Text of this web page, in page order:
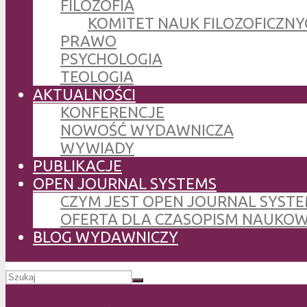
FILOZOFIA
KOMITET NAUK
PRAWO
PSYCHOLOGIA
TEOLOGIA
AKTUALNOŚCI
KONFERENCJE
NOWOŚĆ WYDAWNICZA
WYWIADY
PUBLIKACJE
OPEN JOURNAL SYSTEMS
CZYM JEST OPEN JOURNAL
OFERTA DLA CZASOPISM
BLOG WYDAWNICZY